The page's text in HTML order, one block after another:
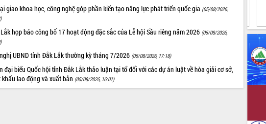
giao khoa học, công nghệ góp phần kiến tạo năng lực phát triển quốc gia (05/08/2026,
họp báo công bố 17 hoạt động đặc sắc của Lễ hội Sầu riêng năm 2026 (05/08/2026,
UBND tỉnh Đắk Lắk thường kỳ tháng 7/2026 (05/08/2026, 17:18)
đại biểu Quốc hội tỉnh Đắk Lắk thảo luận tại tổ đối với các dự án luật về hòa giải cơ sở,
khẩu lao động và xuất bản (05/08/2026, 16:01)